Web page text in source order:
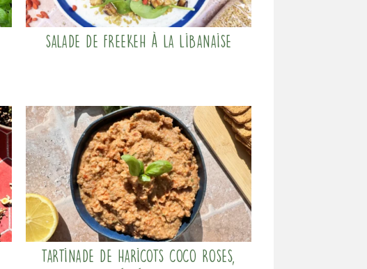
Salade de freekeh à la Libanaise
Tartinade de haricots coco roses,